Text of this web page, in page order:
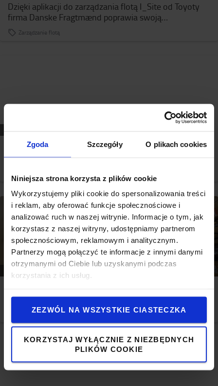
Zgoda Szczegóły O plikach cookies
Niniejsza strona korzysta z plików cookie
Wykorzystujemy pliki cookie do spersonalizowania treści
i reklam, aby oferować funkcje społecznościowe i
analizować ruch w naszej witrynie. Informacje o tym, jak
korzystasz z naszej witryny, udostępniamy partnerom
społecznościowym, reklamowym i analitycznym.
Partnerzy mogą połączyć te informacje z innymi danymi
otrzymanymi od Ciebie lub uzyskanymi podczas
korzystania z ich usług.
ZEZWÓL NA WSZYSTKIE CIASTECZKA
KORZYSTAJ WYŁĄCZNIE Z NIEZBĘDNYCH
PLIKÓW COOKIE
Dzięki aplikacji do zarządzania flotą I_Site od Toyoty
firma Danske Fragtmænd poprawia swoją
produktywność i bezpieczeństwo
Zarządzanie flotą
Więcej danych na temat centralnego magazynu VELUX
dzięki rozwiązaniu Toyoty do zarządzania flotą
Connectivity
dzięki narzędziu grywalizacji Toyota I_Site
Zarządzanie flotą